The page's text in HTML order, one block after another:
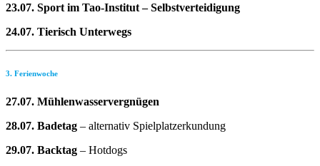
23.07. Sport im Tao-Institut – Selbstverteidigung
24.07. Tierisch Unterwegs
3. Ferienwoche
27.07. Mühlenwasservergnügen
28.07. Badetag – alternativ Spielplatzerkundung
29.07. Backtag – Hotdogs